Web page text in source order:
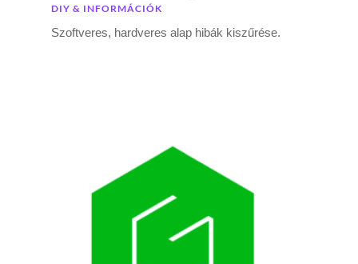
DIY & INFORMÁCIÓK
Szoftveres, hardveres alap hibák kiszűrése.